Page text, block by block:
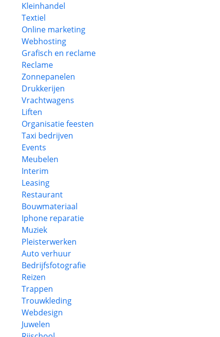
Kleinhandel
Textiel
Online marketing
Webhosting
Grafisch en reclame
Reclame
Zonnepanelen
Drukkerijen
Vrachtwagens
Liften
Organisatie feesten
Taxi bedrijven
Events
Meubelen
Interim
Leasing
Restaurant
Bouwmateriaal
Iphone reparatie
Muziek
Pleisterwerken
Auto verhuur
Bedrijfsfotografie
Reizen
Trappen
Trouwkleding
Webdesign
Juwelen